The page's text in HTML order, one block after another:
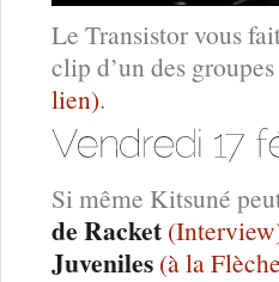
Le Transistor vous
clip d’un des
lien).
Si même Kitsuné
de Racket
Juveniles (à la